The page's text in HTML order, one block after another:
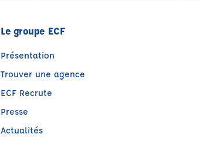
Le groupe ECF
Présentation
Trouver une agence
ECF Recrute
Presse
Actualités